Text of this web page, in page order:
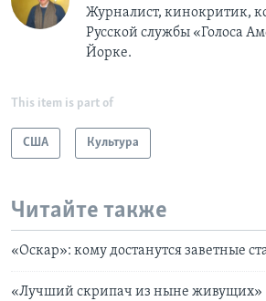
Журналист, кинокритик,
Русской службы «Голоса
Йорке.
This item is part of
США Культура
Читайте также
«Оскар»: кому достанутся заветные
«Лучший скрипач из ныне живущих»